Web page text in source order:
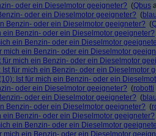
oder ein Dieselmotor geeigneter? (Qbus
oder ein Dieselmotor geeigneter? (
Benzin- oder ein Dieselmotor geeigneter? (
ein Benzin- oder ein Dieselmotor geeigneter?
ein Benzin- oder ein Dieselmotor
mich ein Benzin- oder ein Dieselmotor
für mich ein Benzin- oder ein Dieselmotor
Ist für mich ein Benzin- oder ein Dieselmotor
Ist für mich ein Benzin- oder ein
oder ein Dieselmotor geeigneter? (robotti
oder ein Dieselmotor geeigneter? (
Benzin- oder ein Dieselmotor geeigneter? (
ein Benzin- oder ein Dieselmotor geeigneter?
ein Benzin- oder ein Dieselmotor
mich ein Benzin- oder ein Dieselmotor